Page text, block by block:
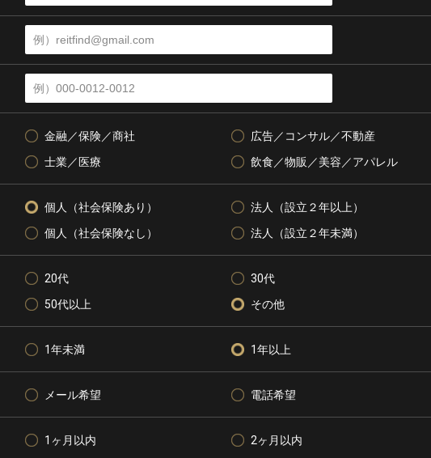
金融／保険／商社
広告／コンサル／不動産
士業／医療
飲食／物販／美容／アパレル
個人（社会保険あり）
法人（設立２年以上）
個人（社会保険なし）
法人（設立２年未満）
20代
30代
50代以上
その他
1年未満 1年以上
メール希望 電話希望
1ヶ月以内
2ヶ月以内